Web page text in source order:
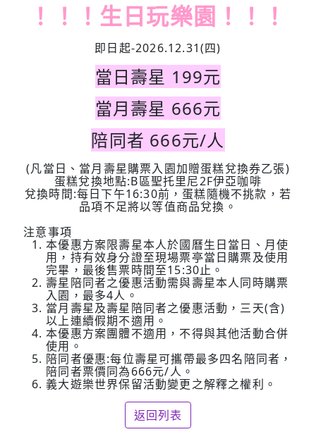
！！！生日玩樂園！！！
即日起-2026.12.31(四)
當日壽星 199元
當月壽星 666元
陪同者 666元/人
(凡當日、當月壽星購票入園加贈蛋糕兌換券乙張)
蛋糕兌換地點:B區聖托里尼2F伊亞咖啡
兌換時間:每日下午16:30前，蛋糕隨機不挑款，若
品項不足將以等值商品兌換。
注意事項
本優惠方案限壽星本人於國曆生日當日、月使
用，持有效身分證至現場票亭當日購票及使用
完畢，最後售票時間至15:30止。
壽星陪同者之優惠活動需與壽星本人同時購票
入園，最多4人。
當月壽星及壽星陪同者之優惠活動，三天(含)
以上連續假期不適用。
本優惠方案團體不適用，不得與其他活動合併
使用。
陪同者優惠:每位壽星可攜帶最多四名陪同者，
陪同者票價同為666元/人。
義大遊樂世界保留活動變更之解釋之權利。
返回列表